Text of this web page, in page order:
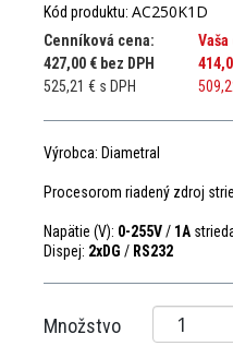
Kód produktu: AC250K1D
Cenníková cena:
427,00 € bez DPH
525,21 € s DPH
Výrobca: Diametral
Procesorom riadený zdroj
Napätie (V): 0-255V/1A
Dispej: 2xDG /RS232
Množstvo